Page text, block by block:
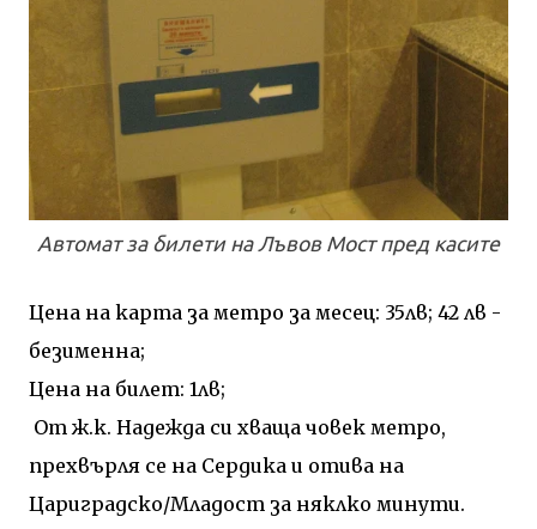
Автомат за билети на Лъвов Мост пред касите
Цена на карта за метро за месец: 35лв; 42 лв -
безименна;
Цена на билет: 1лв;
От ж.к. Надежда си хваща човек метро,
прехвърля се на Сердика и отива на
Цариградско/Младост за няклко минути.